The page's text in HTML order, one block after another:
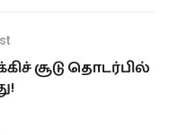
சூடு தொடர்பில்